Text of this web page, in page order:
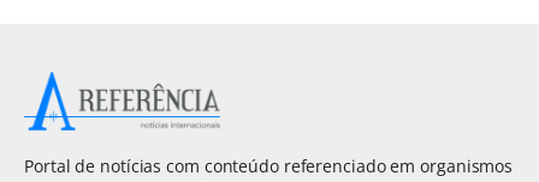
Portal de notícias com conteúdo referenciado em organismos